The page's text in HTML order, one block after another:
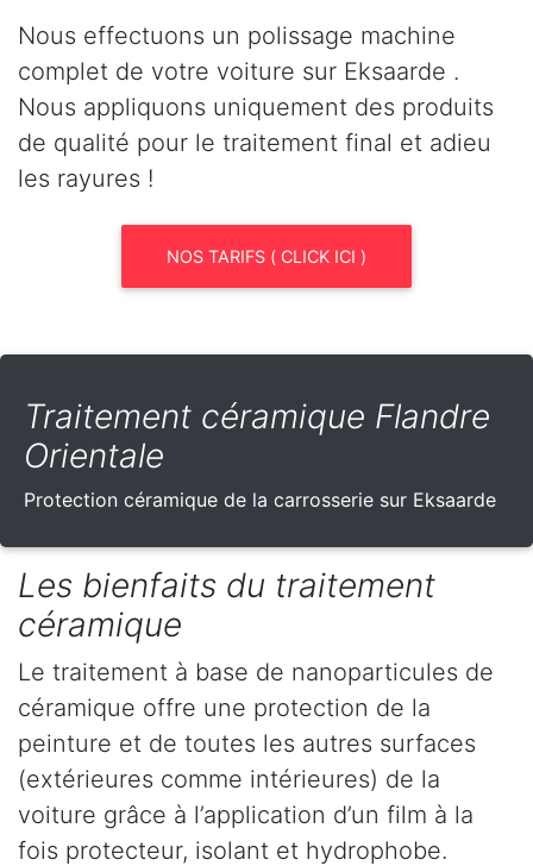
Nous effectuons un polissage machine
complet de votre voiture sur Eksaarde .
Nous appliquons uniquement des produits
de qualité pour le traitement final et adieu
les rayures !
NOS TARIFS ( CLICK ICI )
Traitement céramique Flandre
Orientale
Protection céramique de la carrosserie sur Eksaarde
Les bienfaits du traitement
céramique
Le traitement à base de nanoparticules de
céramique offre une protection de la
peinture et de toutes les autres surfaces
(extérieures comme intérieures) de la
voiture grâce à l’application d’un film à la
fois protecteur, isolant et hydrophobe.